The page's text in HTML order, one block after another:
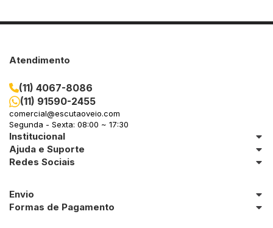
Atendimento
(11) 4067-8086
(11) 91590-2455
comercial@escutaoveio.com
Segunda - Sexta: 08:00 ~ 17:30
Institucional
Ajuda e Suporte
Redes Sociais
Envio
Formas de Pagamento